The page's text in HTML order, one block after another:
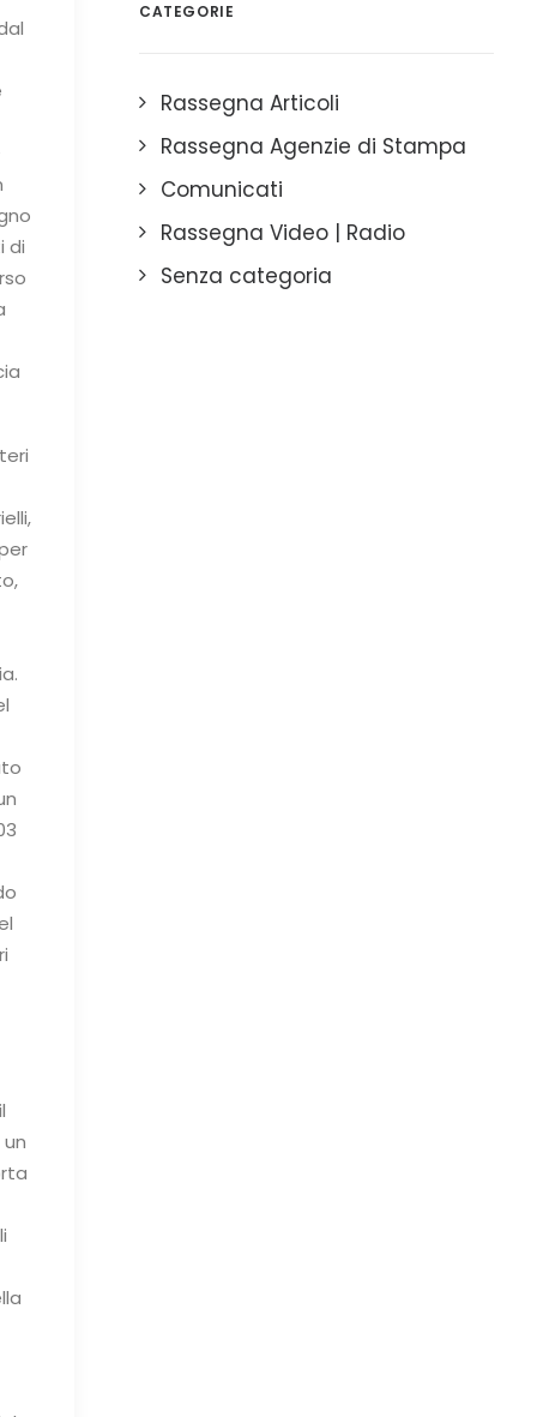
di
CATEGORIE
Rassegna Articoli
Rassegna Agenzie di Stampa
Comunicati
Rassegna Video | Radio
Senza categoria